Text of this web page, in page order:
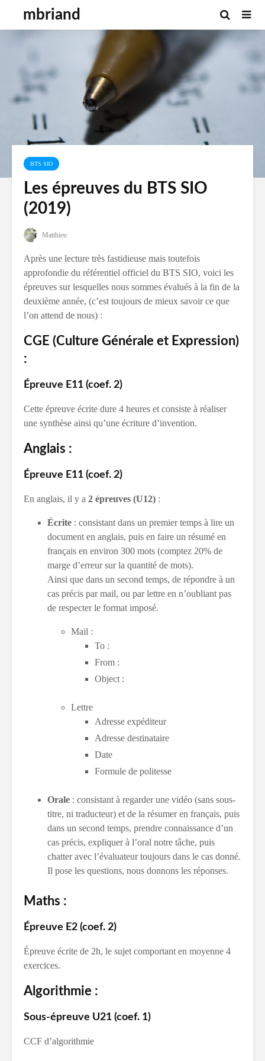
mbriand
BTS SIO
Les épreuves du BTS SIO
(2019)
Matthieu
Après une lecture très fastidieuse mais toutefois
approfondie du référentiel officiel du BTS SIO, voici les
épreuves sur lesquelles nous sommes évalués à la fin de la
deuxième année, (c’est toujours de mieux savoir ce que
l’on attend de nous) :
CGE (Culture Générale et Expression)
:
Épreuve E11 (coef. 2)
Cette épreuve écrite dure 4 heures et consiste à réaliser
une synthèse ainsi qu’une écriture d’invention.
Anglais :
Épreuve E11 (coef. 2)
En anglais, il y a 2 épreuves (U12) :
Écrite : consistant dans un premier temps à lire un
document en anglais, puis en faire un résumé en
français en environ 300 mots (comptez 20% de
marge d’erreur sur la quantité de mots).
Ainsi que dans un second temps, de répondre à un
cas précis par mail, ou par lettre en n’oubliant pas
de respecter le format imposé.
Mail :
To :
From :
Object :
Lettre
Adresse expéditeur
Adresse destinataire
Date
Formule de politesse
Orale : consistant à regarder une vidéo (sans sous-
titre, ni traducteur) et de la résumer en français, puis
dans un second temps, prendre connaissance d’un
cas précis, expliquer à l’oral notre tâche, puis
chatter avec l’évaluateur toujours dans le cas donné.
Il pose les questions, nous donnons les réponses.
Maths :
Épreuve E2 (coef. 2)
Épreuve écrite de 2h, le sujet comportant en moyenne 4
exercices.
Algorithmie :
Sous-épreuve U21 (coef. 1)
CCF d’algorithmie